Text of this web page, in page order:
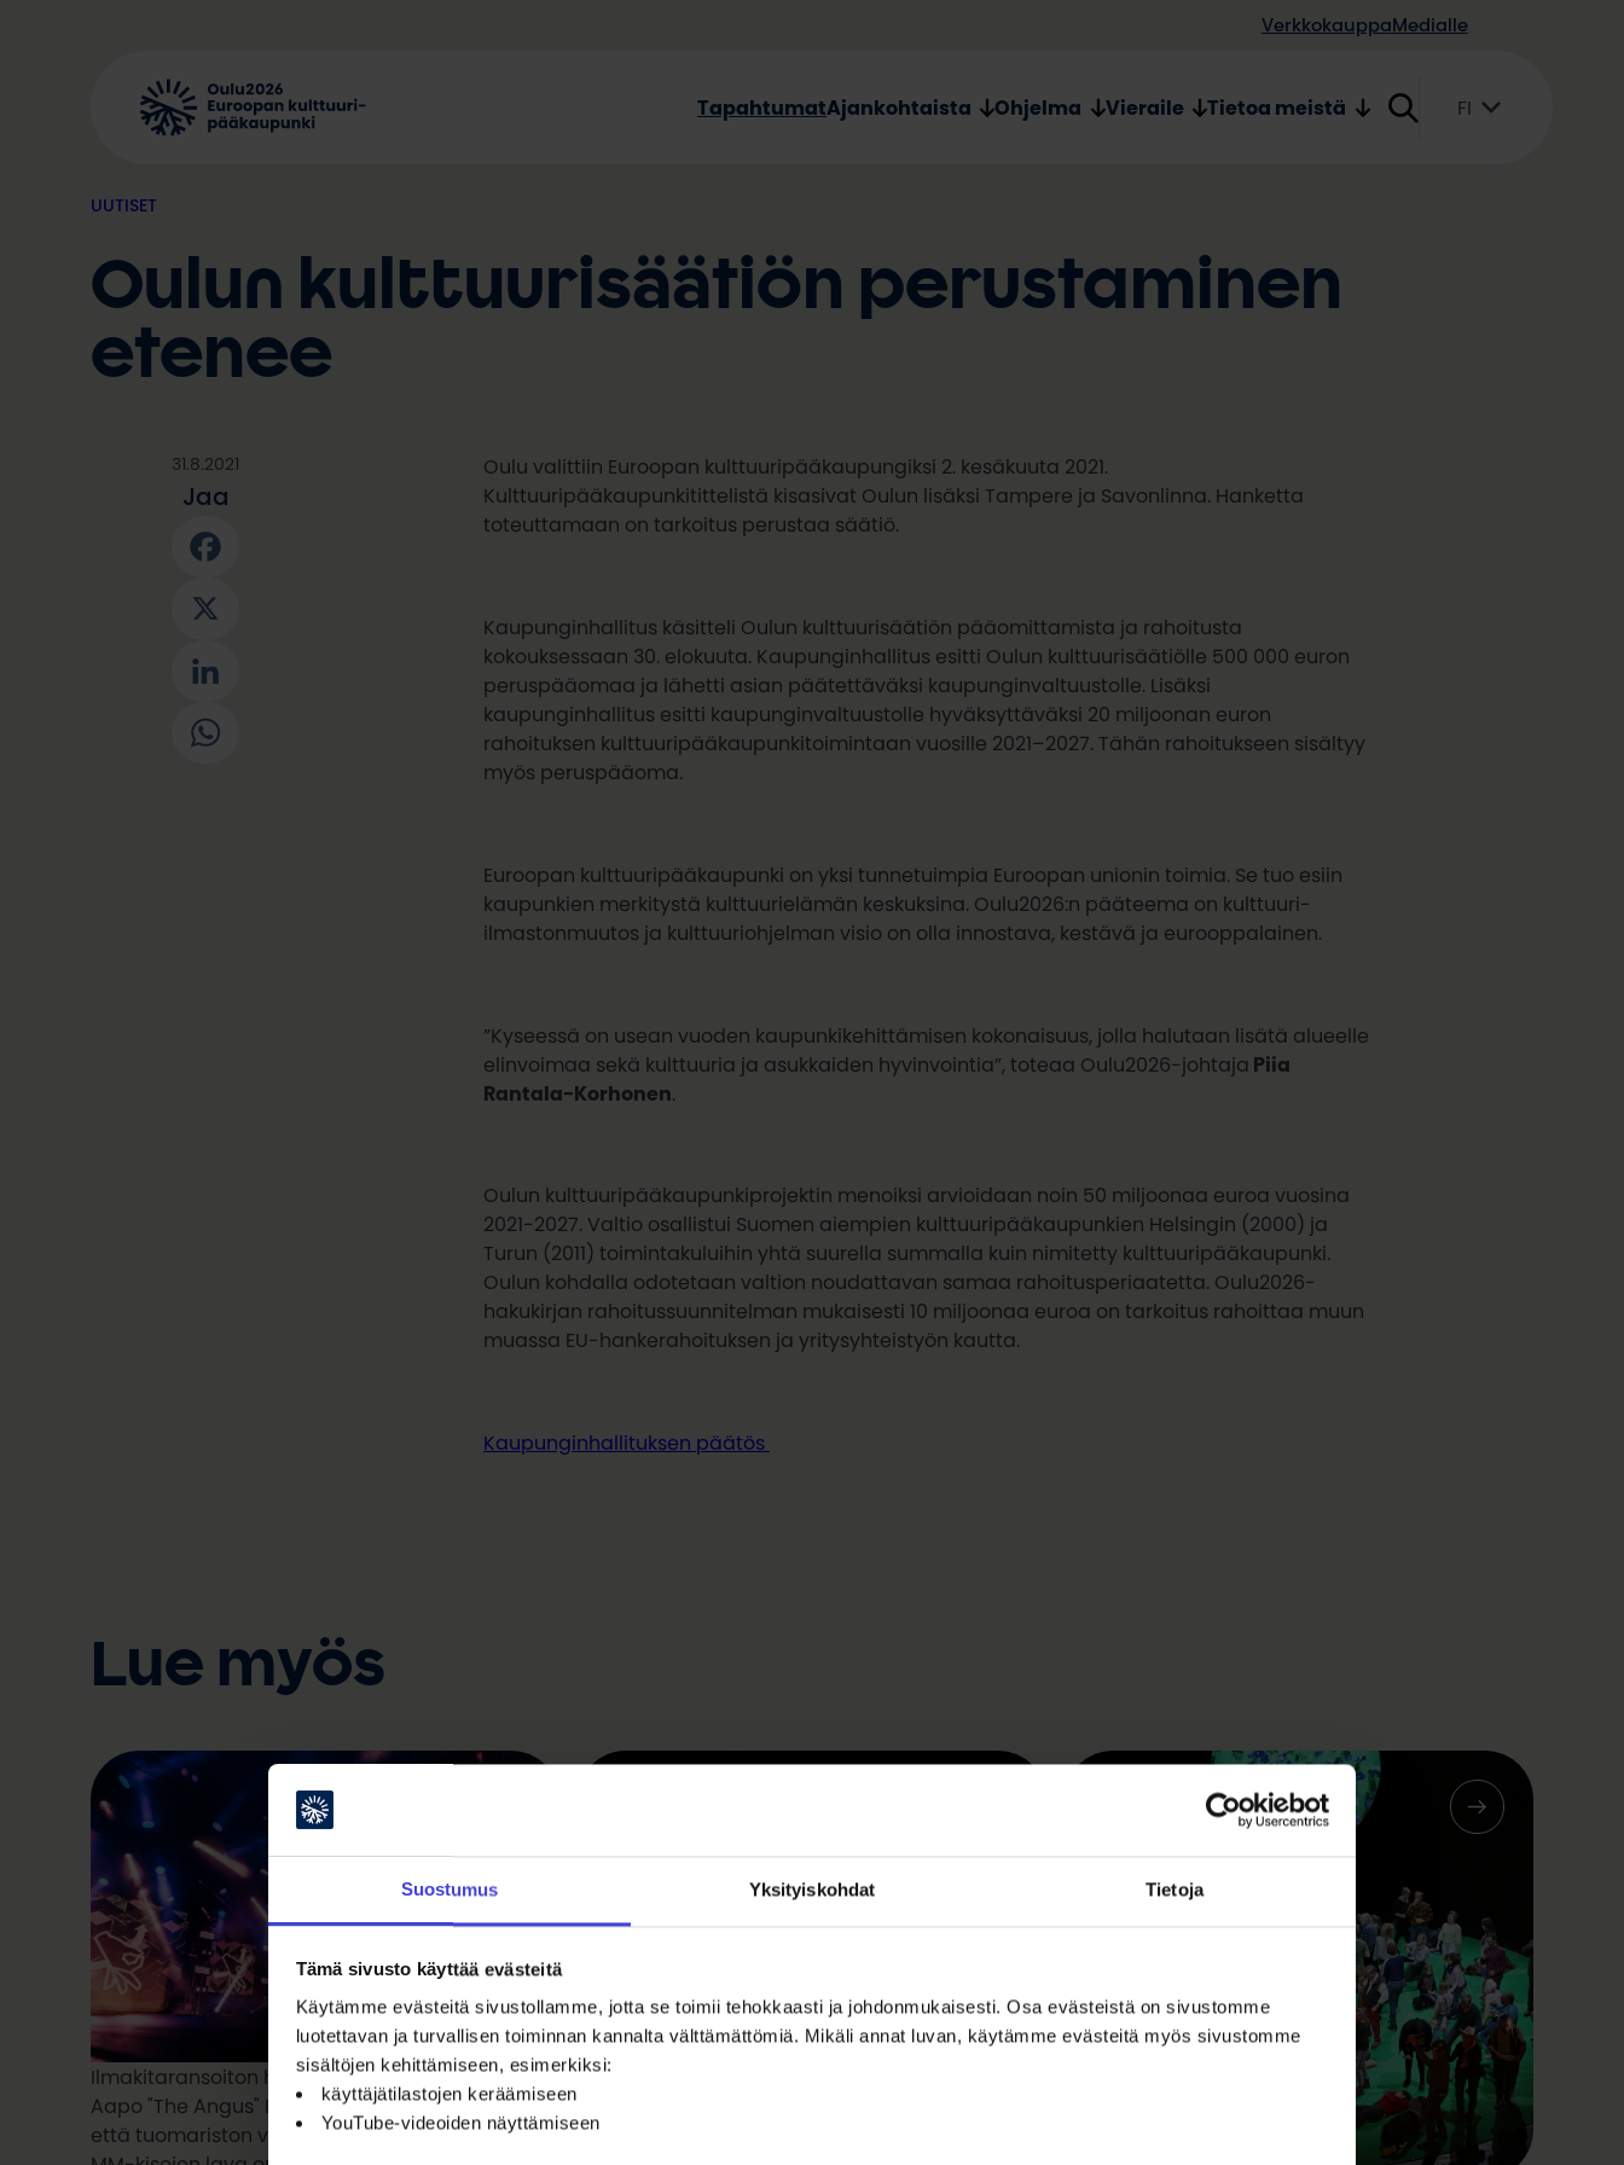
Suostumus Yksityiskohdat Tietoja
Tämä sivusto käyttää evästeitä
Käytämme evästeitä sivustollamme, jotta se toimii tehokkaasti ja johdonmukaisesti. Osa evästeistä on sivustomme
luotettavan ja turvallisen toiminnan kannalta välttämättömiä. Mikäli annat luvan, käytämme evästeitä myös sivustomme
sisältöjen kehittämiseen, esimerkiksi:
käyttäjätilastojen keräämiseen
YouTube-videoiden näyttämiseen
Verkkokauppa Medialle
TapahtumatAjankohtaista Ohjelma Vieraile Tietoa meistä FI
UUTISET
Oulun kulttuurisäätiön perustaminen
etenee
31.8.2021
Jaa
Facebook
X
LinkedIn
WhatsApp
Oulu valittiin Euroopan kulttuuripääkaupungiksi 2. kesäkuuta 2021.
Kulttuuripääkaupunkitittelistä kisasivat Oulun lisäksi Tampere ja Savonlinna. Hanketta
toteuttamaan on tarkoitus perustaa säätiö.
Kaupunginhallitus käsitteli Oulun kulttuurisäätiön pääomittamista ja rahoitusta
kokouksessaan 30. elokuuta. Kaupunginhallitus esitti Oulun kulttuurisäätiölle 500 000 euron
peruspääomaa ja lähetti asian päätettäväksi kaupunginvaltuustolle. Lisäksi
kaupunginhallitus esitti kaupunginvaltuustolle hyväksyttäväksi 20 miljoonan euron
rahoituksen kulttuuripääkaupunkitoimintaan vuosille 2021–2027. Tähän rahoitukseen sisältyy
myös peruspääoma.
Euroopan kulttuuripääkaupunki on yksi tunnetuimpia Euroopan unionin toimia. Se tuo esiin
kaupunkien merkitystä kulttuurielämän keskuksina. Oulu2026:n pääteema on kulttuuri-
ilmastonmuutos ja kulttuuriohjelman visio on olla innostava, kestävä ja eurooppalainen.
”Kyseessä on usean vuoden kaupunkikehittämisen kokonaisuus, jolla halutaan lisätä alueelle
elinvoimaa sekä kulttuuria ja asukkaiden hyvinvointia”, toteaa Oulu2026-johtaja Piia
Rantala-Korhonen
Oulun kulttuuripääkaupunkiprojektin menoiksi arvioidaan noin 50 miljoonaa euroa vuosina
2021-2027. Valtio osallistui Suomen aiempien kulttuuripääkaupunkien Helsingin (2000) ja
Turun (2011) toimintakuluihin yhtä suurella summalla kuin nimitetty kulttuuripääkaupunki.
Oulun kohdalla odotetaan valtion noudattavan samaa rahoitusperiaatetta. Oulu2026-
hakukirjan rahoitussuunnitelman mukaisesti 10 miljoonaa euroa on tarkoitus rahoittaa muun
muassa EU-hankerahoituksen ja yritysyhteistyön kautta.
Kaupunginhallituksen päätös
Lue myös
Ilmakitaransoiton hallitseva maailmanmestari
Aapo "The Angus" Rautio hurmasi sekä katsojat
että tuomariston viime vuonna. Elokuussa 2026